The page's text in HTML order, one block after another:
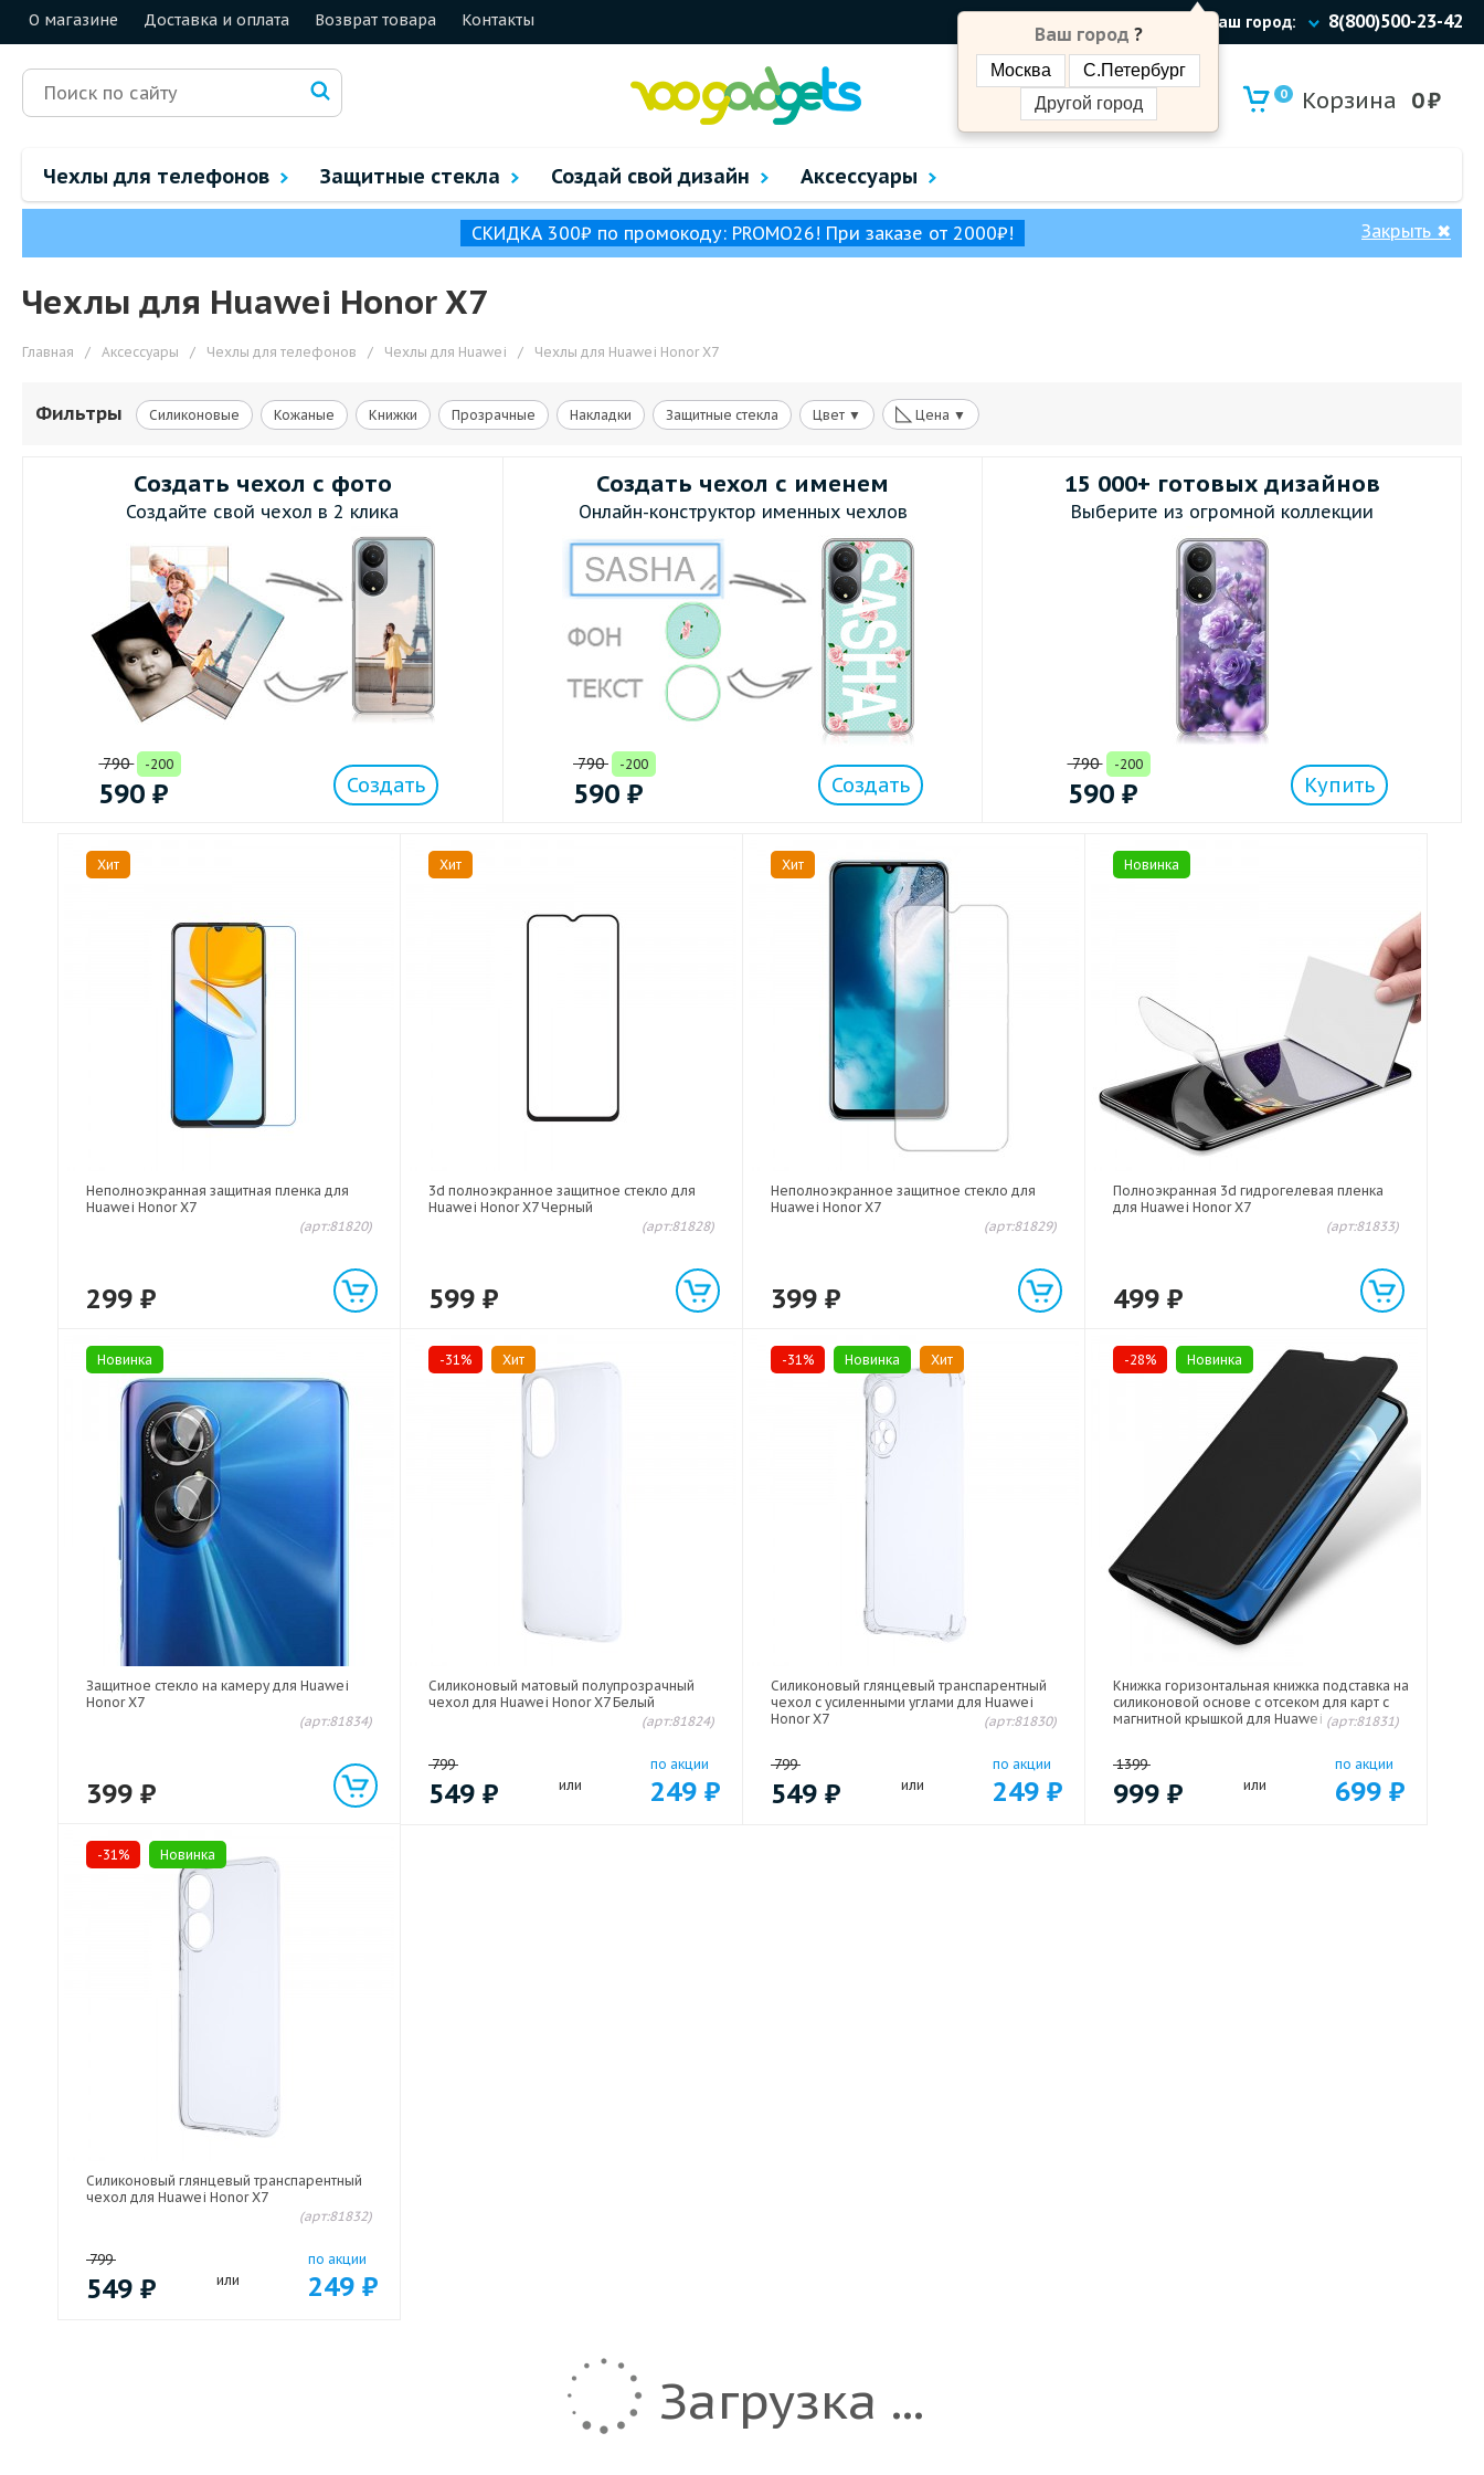
О магазине Доставка и оплата Возврат товара Контакты Ваш город:
Ваш город ?
Москва
С.Петербург
Другой город
8(800)500-23-42
0 Корзина 0₽
Чехлы для телефонов Защитные стекла Создай свой дизайн Аксессуары
СКИДКА 300₽ по промокоду: PROMO26! При заказе от 2000₽! Закрыть ✖
Чехлы для Huawei Honor X7
Главная / Аксессуары / Чехлы для телефонов / Чехлы для Huawei / Чехлы для Huawei Honor X7
Фильтры Силиконовые Кожаные Книжки Прозрачные Накладки Защитные стекла Цвет ▼ ◺ Цена ▼
Создать чехол с фото
Создайте свой чехол в 2 клика
790 -200
590₽ Создать
Создать чехол с именем
Онлайн-конструктор именных чехлов
790 -200
590 ₽ Создать
15 000+ готовых дизайнов
Выберите из огромной коллекции
790 -200
590 ₽ Купить
Хит
Неполноэкранная защитная пленка для
Huawei Honor X7
(арт:81820)
299 ₽
Хит
3d полноэкранное защитное стекло для
Huawei Honor X7 Черный
(арт:81828)
599 ₽
Хит
Неполноэкранное защитное стекло для
Huawei Honor X7
(арт:81829)
399 ₽
Новинка
Полноэкранная 3d гидрогелевая пленка
для Huawei Honor X7
(арт:81833)
499 ₽
Новинка
Защитное стекло на камеру для Huawei
Honor X7
(арт:81834)
399 ₽
-31% Хит
Силиконовый матовый полупрозрачный
чехол для Huawei Honor X7 Белый
(арт:81824)
799
549 ₽ или
по акции
249 ₽
-31% Новинка Хит
Силиконовый глянцевый транспарентный
чехол с усиленными углами для Huawei
Honor X7
(арт:81830)
799
549 ₽ или
по акции
249 ₽
-28% Новинка
Книжка горизонтальная книжка подставка на
силиконовой основе с отсеком для карт с
магнитной крышкой для Huawei Honor X7
(арт:81831)
1399
999 ₽ или
по акции
699 ₽
-31% Новинка
Силиконовый глянцевый транспарентный
чехол для Huawei Honor X7
(арт:81832)
799
549 ₽ или
по акции
249 ₽
Загрузка ...